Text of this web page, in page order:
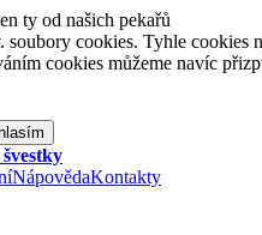
ty od našich pekařů
cookies. Tyhle
cookies můžeme navíc
NápovědaKontakty